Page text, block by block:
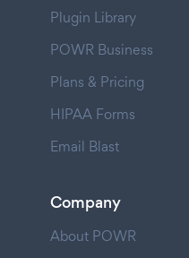
Plugin Library
POWR Business
Plans & Pricing
HIPAA Forms
Email Blast
Company
About POWR